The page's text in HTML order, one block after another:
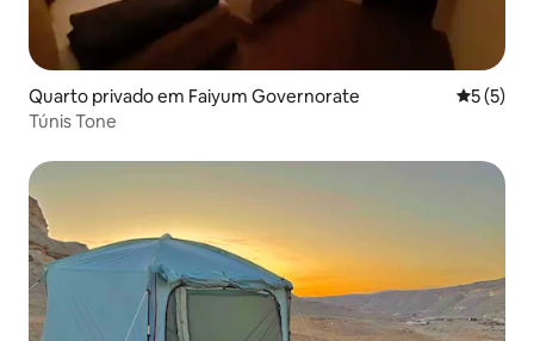
Quarto privado em Faiyum Governorate
5 (5)
Túnis Tone